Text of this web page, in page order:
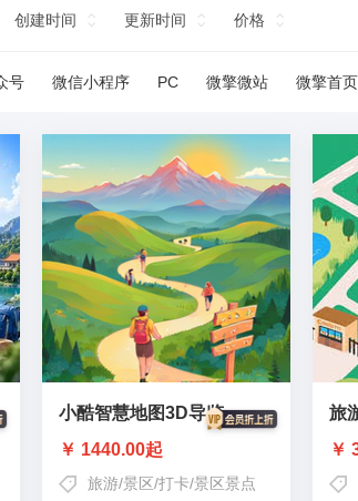
创建时间 更新时间 价格
号 微信小程序 PC 微擎微站 微擎首页
小酷智慧地图3D导览
￥ 1440.00起
旅游/景区/打卡/景区景点
旅
￥